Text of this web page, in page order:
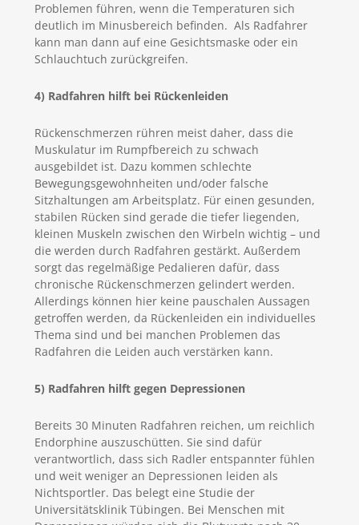
Problemen führen, wenn die Temperaturen sich
deutlich im Minusbereich befinden. Als Radfahrer
kann man dann auf eine Gesichtsmaske oder ein
Schlauchtuch zurückgreifen.
4) Radfahren hilft bei Rückenleiden
Rückenschmerzen rühren meist daher, dass die
Muskulatur im Rumpfbereich zu schwach
ausgebildet ist. Dazu kommen schlechte
Bewegungsgewohnheiten und/oder falsche
Sitzhaltungen am Arbeitsplatz. Für einen gesunden,
stabilen Rücken sind gerade die tiefer liegenden,
kleinen Muskeln zwischen den Wirbeln wichtig – und
die werden durch Radfahren gestärkt. Außerdem
sorgt das regelmäßige Pedalieren dafür, dass
chronische Rückenschmerzen gelindert werden.
Allerdings können hier keine pauschalen Aussagen
getroffen werden, da Rückenleiden ein individuelles
Thema sind und bei manchen Problemen das
Radfahren die Leiden auch verstärken kann.
5) Radfahren hilft gegen Depressionen
Bereits 30 Minuten Radfahren reichen, um reichlich
Endorphine auszuschütten. Sie sind dafür
verantwortlich, dass sich Radler entspannter fühlen
und weit weniger an Depressionen leiden als
Nichtsportler. Das belegt eine Studie der
Universitätsklinik Tübingen. Bei Menschen mit